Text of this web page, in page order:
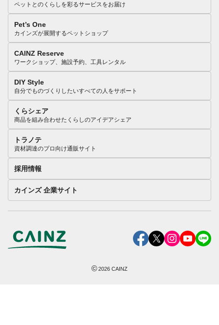
ペットとのくらしを彩るサービスをお届け
Pet’s One
カインズが展開するペットショップ
CAINZ Reserve
ワークショップ、施設予約、工具レンタル
DIY Style
自分でものづくりしたいすべての人をサポート
くらシェア
商品を組み合わせたくらしのアイデアシェア
トラノテ
資材調達のプロ向け通販サイト
採用情報
カインズ 企業サイト
©2026 CAINZ